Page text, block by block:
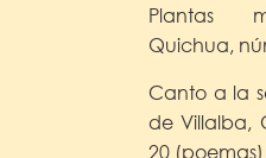
Plantas
Quichua,
Canto a la
de Villalba,
20 (poemas)